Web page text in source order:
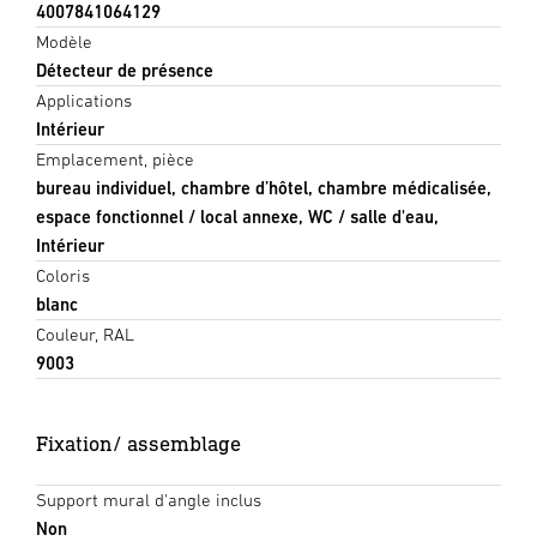
4007841064129
Modèle
Détecteur de présence
Applications
Intérieur
Emplacement, pièce
bureau individuel, chambre d’hôtel, chambre médicalisée,
espace fonctionnel / local annexe, WC / salle d'eau,
Intérieur
Coloris
blanc
Couleur, RAL
9003
Fixation/ assemblage
Support mural d'angle inclus
Non